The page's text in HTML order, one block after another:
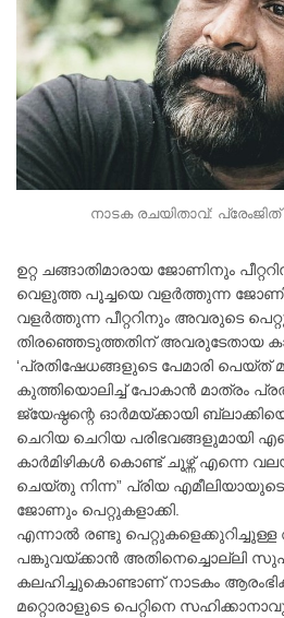
നാടക രചയിതാവ്:
ഉറ്റ ചങ്ങാതിമാരായ ജോണിനും
വെളുത്ത പൂച്ചയെ വളർത്തുന്ന
വളർത്തുന്ന പീറ്ററിനും അവരുടെ
തിരഞ്ഞെടുത്തതിന് അവരുടേതായ
‘പ്രതിഷേധങ്ങളുടെ പേമാരി പെയ്ത്
കുത്തിയൊലിച്ച് പോകാൻ മാത്രം
ജ്യേഷ്ഠന്റെ ഓർമയ്ക്കായി
ചെറിയ ചെറിയ പരിഭവങ്ങളുമായി
കാർമിഴികൾ കൊണ്ട് ചൂഴ്ന്ന് എന്നെ
ചെയ്തു നിന്ന” പ്രിയ എമീലിയായുടെ
ജോണും പെറ്റുകളാക്കി.
എന്നാൽ രണ്ടു
പങ്കുവയ്ക്കാൻ അതിനെച്ചൊല്ലി
കലഹിച്ചുകൊണ്ടാണ് നാടകം
മറ്റൊരാളുടെ പെറ്റിനെ